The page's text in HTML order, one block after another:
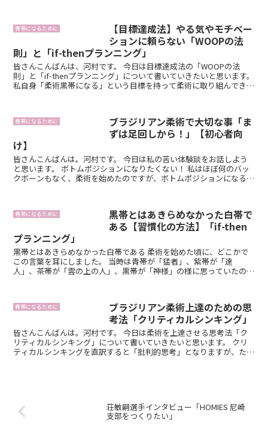
青帯になるために
【目標達成法】やる気やモチベー
ションに頼らない「WOOPの法
則」と「if-thenプランニング」
皆さんこんばんは、河村です。 今日は目標達成法の「WOOPの法
則」と「if-thenプランニング」について書いていきたいと思います。
私自身「柔術黒帯になる」という目標を持って柔術に取り組んできま
青帯になるために
ブラジリアン柔術で大切な事「ま
ずは足回しから！」【初心者向
け】
皆さんこんばんは。河村です。 今日は私の苦い体験談をお話しよう
と思います。 ボトムポジションになりたくない！ 私はほぼ何のバッ
クボーンもなく、柔術を始めたのですが、ボトムポジションになると
青帯になるために
黒帯とはあきらめなかった白帯で
ある【習慣化の方法】「if-then
プランニング」
黒帯とはあきらめなかった白帯である 柔術を始めた頃に、どこかで
この言葉を耳にしました。 当時は青帯が「猛者」、紫帯が「達
人」、茶帯が「雲の上の人」、黒帯が「神様」の様に思っていたの
青帯になるために
ブラジリアン柔術上達のための思
考法「クリティカルシンキング」
皆さんこんばんは。河村です。 今日は柔術を上達させる思考法「ク
リティカルシンキング」について書いていきたいと思います。 クリ
ティカルシンキングを直訳すると「批判的思考」となりますが、ただ
荘敏嗣選手インタビュー「HOMIES 尼崎
支部をつくりたい」